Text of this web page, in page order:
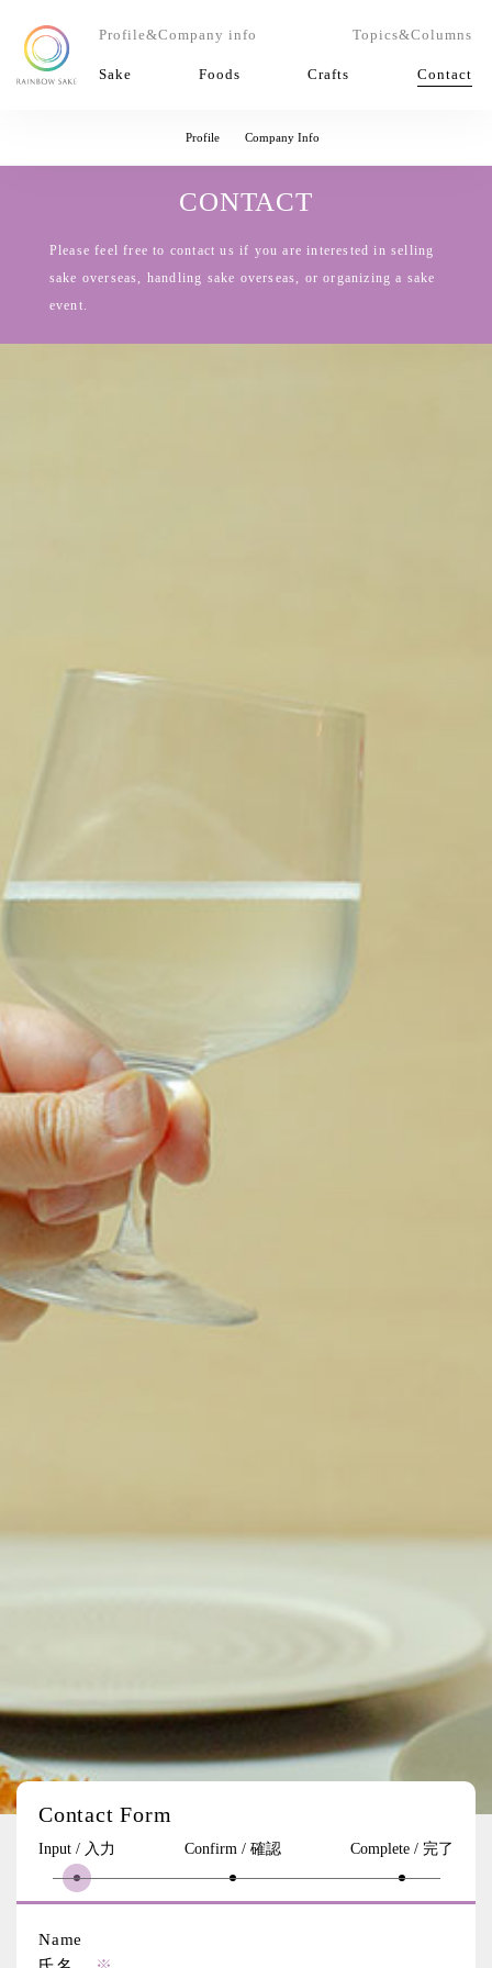
Profile&Company info
Sake Foods Crafts
Topics&Columns
Contact
Profile Company Info
CONTACT
Please feel free to contact us if you are interested in selling
sake overseas, handling sake overseas, or organizing a sake
event.
Contact Form
Input / 入力 Confirm / 確認 Complete / 完了
Name